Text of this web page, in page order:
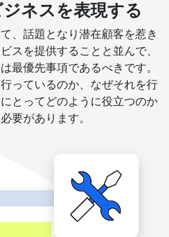
ネスを表現する
、話題となり潜在顧客を惹き
スを提供することと並んで、
最優先事項であるべきです。
っているのか、なぜそれを行
とってどのように役立つのか
要があります。